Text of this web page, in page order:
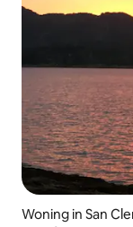
Woning in San